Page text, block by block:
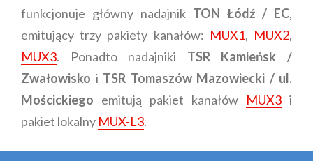
funkcjonuje główny nadajnik TON Łódź / EC,
emitujący trzy pakiety kanałów: MUX1, MUX2,
MUX3. Ponadto nadajniki TSR Kamieńsk /
Zwałowisko i TSR Tomaszów Mazowiecki / ul.
Mościckiego emitują pakiet kanałów MUX3 i
pakiet lokalny MUX-L3.